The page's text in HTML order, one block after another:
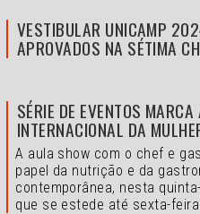
VESTIBULAR UNICAMP
APROVADOS NA SÉTIMA
SÉRIE DE EVENTOS
INTERNACIONAL DA
A aula show com o chef e
papel da nutrição e da
contemporânea, nesta
que se estede até sexta-